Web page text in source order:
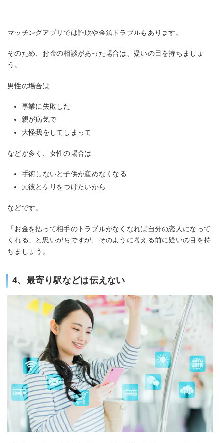
マッチングアプリでは詐欺や金銭トラブルもあります。
そのため、お金の相談があった場合は、疑いの目を持ちましょ
う。
男性の場合は
事業に失敗した
親が病気で
大怪我をしてしまって
などが多く、女性の場合は
手術しないと子供が産めなくなる
元彼とケリをつけたいから
などです。
「お金を払って相手のトラブルがなくなれば自分の恋人になって
くれる」と思いがちですが、そのように考える前に疑いの目を持
ちましょう。
4、最寄り駅などは伝えない